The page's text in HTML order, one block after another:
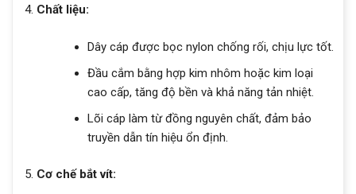
Chất liệu:
Dây cáp được bọc nylon chống rối, chịu lực tốt.
Đầu cắm bằng hợp kim nhôm hoặc kim loại
cao cấp, tăng độ bền và khả năng tản nhiệt.
Lõi cáp làm từ đồng nguyên chất, đảm bảo
truyền dẫn tín hiệu ổn định.
Cơ chế bắt vít: